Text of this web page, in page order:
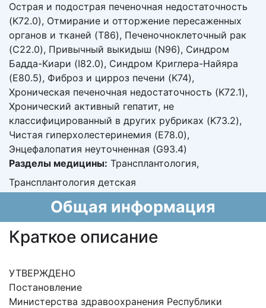
Острая и подострая печеночная недостаточность
(K72.0), Отмирание и отторжение пересаженных
органов и тканей (T86), Печеночноклеточный рак
(C22.0), Привычный выкидыш (N96), Синдром
Бадда-Киари (I82.0), Синдром Криглера-Найяра
(E80.5), Фиброз и цирроз печени (K74),
Хроническая печеночная недостаточность (K72.1),
Хронический активный гепатит, не
классифицированный в других рубриках (K73.2),
Чистая гиперхолестеринемия (E78.0),
Энцефалопатия неуточненная (G93.4)
Разделы медицины: Трансплантология,
Трансплантология детская
Общая информация
Краткое описание
УТВЕРЖДЕНО
Постановление
Министерства здравоохранения Республики